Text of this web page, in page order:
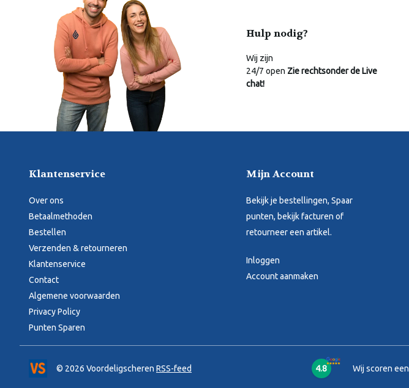
Hulp nodig?
Wij zijn
24/7 open Zie rechtsonder de Live
chat!
Klantenservice
Over ons
Betaalmethoden
Bestellen
Verzenden & retourneren
Klantenservice
Contact
Algemene voorwaarden
Privacy Policy
Punten Sparen
Mijn Account
Bekijk je bestellingen, Spaar
punten, bekijk facturen of
retourneer een artikel.
Inloggen
Account aanmaken
© 2026 Voordeligscheren RSS-feed 4.8 Wij scoren een